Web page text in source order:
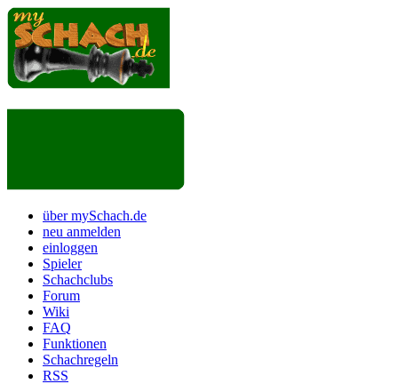
über mySchach.de
neu anmelden
einloggen
Spieler
Schachclubs
Forum
Wiki
FAQ
Funktionen
Schachregeln
RSS